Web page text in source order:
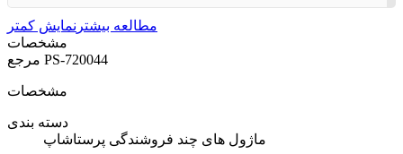
مطالعه بیشتر نمایش کمتر
مشخصات
PS-720044
مشخصات
دسته بندی
ماژول های چند فروشندگی پرستاشاپ